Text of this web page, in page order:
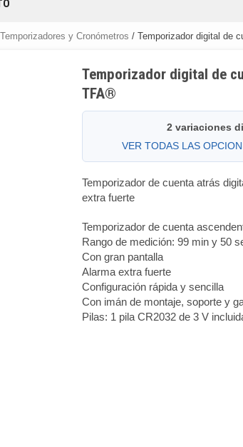
Temporizadores y Cronómetros / Temporizador digital de
Temporizador digital de
TFA®
2 variaciones
VER TODAS LAS
Temporizador de cuenta atrás
extra fuerte
Temporizador de cuenta
Rango de medición: 99 min y 50
Con gran pantalla
Alarma extra fuerte
Configuración rápida y sencilla
Con imán de montaje, soporte y
Pilas: 1 pila CR2032 de 3 V